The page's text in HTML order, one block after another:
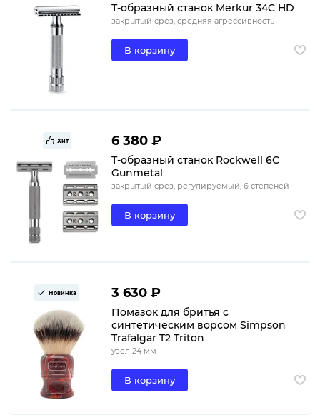
Т-образный станок Merkur 34C HD
закрытый срез, средняя агрессивность
В корзину
Хит 6 380 ₽
Т-образный станок Rockwell 6C
Gunmetal
закрытый срез, регулируемый, 6 степеней
В корзину
Новинка 3 630 ₽
Помазок для бритья с
синтетическим ворсом Simpson
Trafalgar T2 Triton
узел 24 мм
В корзину